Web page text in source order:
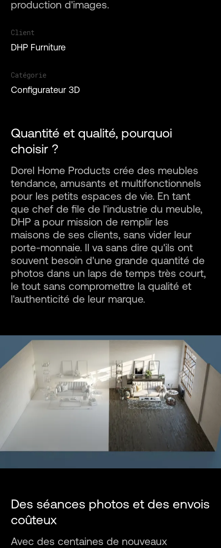
Projets
Services
À propos
Contact
En
Client
DHP Furniture
Catégorie
Configurateur 3D
production d'images.
Quantité et qualité, pourquoi
choisir ?
Dorel Home Products crée des meubles
tendance, amusants et multifonctionnels
pour les petits espaces de vie. En tant
que chef de file de l'industrie du meuble,
DHP a pour mission de remplir les
maisons de ses clients, sans vider leur
porte-monnaie. Il va sans dire qu'ils ont
souvent besoin d'une grande quantité de
photos dans un laps de temps très court,
le tout sans compromettre la qualité et
l'authenticité de leur marque.
Des séances photos et des envois
coûteux
Avec des centaines de nouveaux